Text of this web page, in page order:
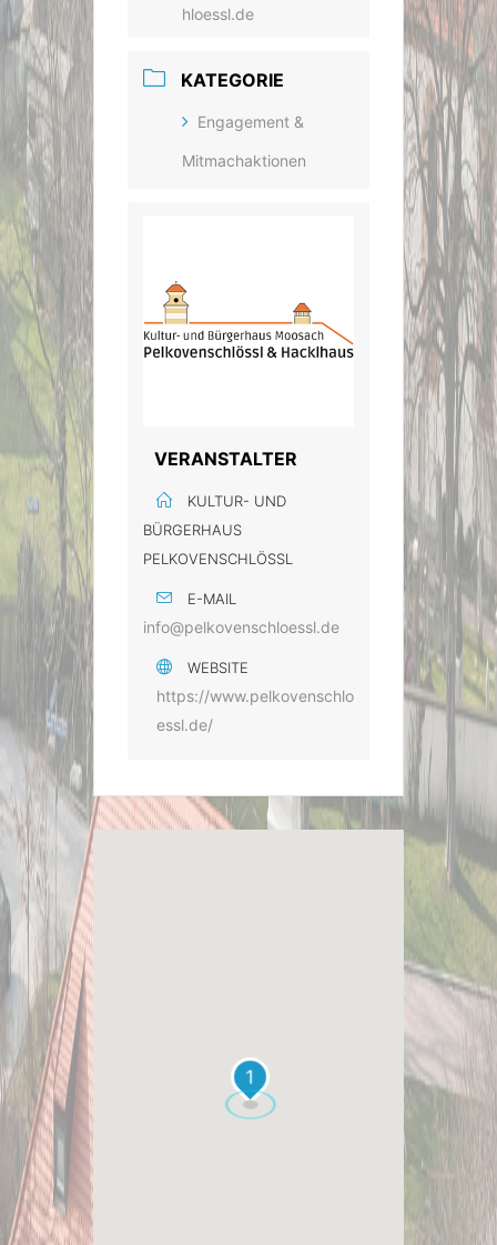
hloessl.de
KATEGORIE
Engagement &
Mitmachaktionen
VERANSTALTER
KULTUR- UND
BÜRGERHAUS
PELKOVENSCHLÖSSL
E-MAIL
info@pelkovenschloessl.de
WEBSITE
https://www.pelkovenschlo
essl.de/
1